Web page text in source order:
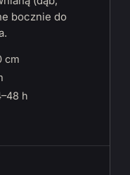
bocznie do
cm
h